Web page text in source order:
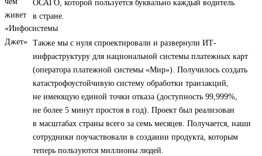
ОСАГО, которой пользуется буквально каждый водитель
в стране.
Также мы с нуля спроектировали и развернули ИТ-
инфраструктуру для национальной системы платежных карт
(оператора платежной системы «Мир»). Получилось создать
катастрофоустойчивую систему обработки транзакций,
не имеющую единой точки отказа (доступность 99,999%,
не более 5 минут простоя в год). Проект был реализован
в масштабах страны всего за семь месяцев. Получается, наши
сотрудники поучаствовали в создании продукта, которым
теперь пользуются миллионы людей.